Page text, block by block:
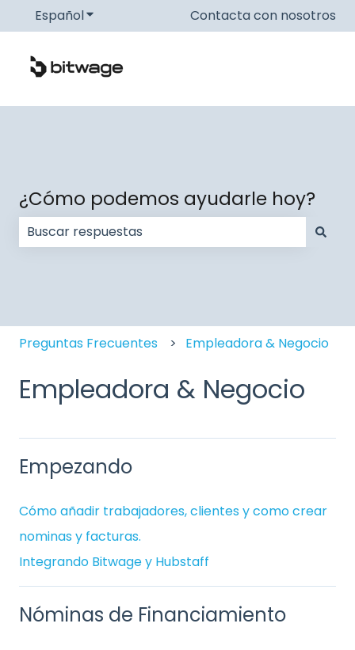
EspañolTraducciones de Mostrar submenú de
Contacta con nosotros
¿Cómo podemos ayudarle hoy?
Preguntas Frecuentes Empleadora & Negocio
Empleadora & Negocio
Empezando
Cómo añadir trabajadores, clientes y como crear
nominas y facturas.
Integrando Bitwage y Hubstaff
Nóminas de Financiamiento